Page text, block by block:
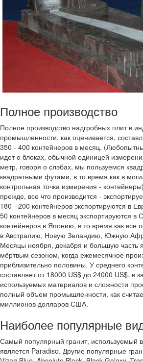
Полное производство
Полное производство надгробных плит в
промышленности, как оценивается,
350 - 400 контейнеров в месяц.
идет о блоках, обычной единицей
метр, говоря о слэбах, мы пользуемся
квадратными футами, в то время как в
контрольная точка измерения -
прежде, все что производится -
180 - 200 контейнеров экспортируются в
50 контейнеров в месяц экспортируются
контейнеров в Японию, в то время как все
в Австралию, Новую Зеландию, Южную
Месяцы ноября, декабря и большую часть
мёртвым сезоном, когда ежемесячное
приблизительно половины. У среднего
составляет от 18000 US$ до 24000 US$, в
используемых материалов и сложности
полный объем промышленности, как
миллионов долларов США.
Наиболее популярные
Самый популярный гранит, используемый
является Paradiso. Другие популярные